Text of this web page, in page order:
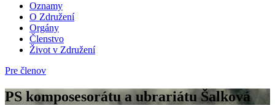
Oznamy
O Združení
Orgány
Členstvo
Život v Združení
Pre členov
PS komposesorátu a ubrariátu Šalková